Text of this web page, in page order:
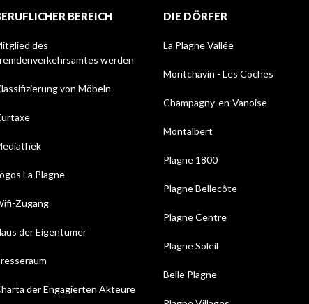
BEREICH
des
werden
von Möbeln
La Plagne
Zugang
der Eigentümer
der Engagierten Akteure
DIE DÖRFER
La Plagne Vallée
Montchavin - Les Coches
Champagny-en-Vanoise
Montalbert
Plagne 1800
Plagne Bellecôte
Plagne Centre
Plagne Soleil
Belle Plagne